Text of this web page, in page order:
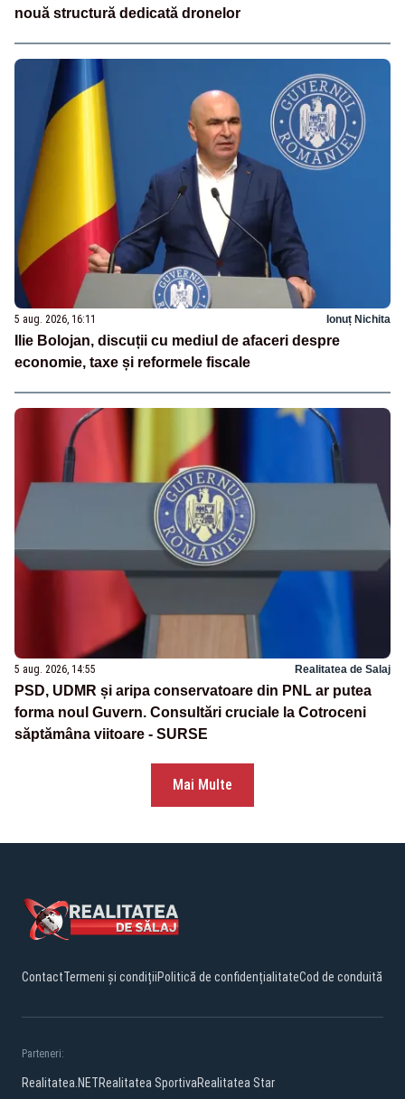
nouă structură dedicată dronelor
5 aug. 2026, 16:11 Ionuț Nichita
Ilie Bolojan, discuții cu mediul de afaceri despre
economie, taxe și reformele fiscale
5 aug. 2026, 14:55 Realitatea de Salaj
PSD, UDMR și aripa conservatoare din PNL ar putea
forma noul Guvern. Consultări cruciale la Cotroceni
săptămâna viitoare - SURSE
Mai Multe
ContactTermeni și condițiiPolitică de confidențialitateCod de conduită
Parteneri:
Realitatea.NETRealitatea SportivaRealitatea Star